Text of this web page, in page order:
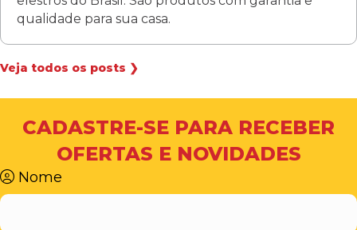
qualidade para sua casa.
Veja todos os posts ❯
CADASTRE-SE PARA RECEBER
OFERTAS E NOVIDADES
Nome